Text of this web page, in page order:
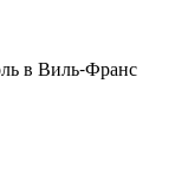
в Виль-Франс